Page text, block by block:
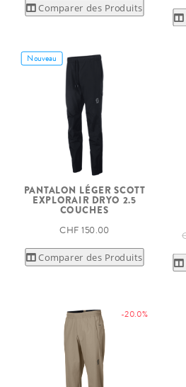
Comparer des Produits
Nouveau
PANTALON LÉGER SCOTT
EXPLORAIR DRYO 2.5
COUCHES
CHF 150.00
Comparer des Produits
-20.0%